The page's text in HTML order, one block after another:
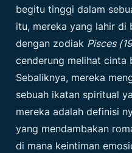
begitu tinggi dalam
itu, mereka yang lahir di
dengan zodiak Pisces
cenderung melihat cinta
Sebaliknya, mereka
sebuah ikatan spiritual
mereka adalah definisi
yang mendambakan
di mana keintiman